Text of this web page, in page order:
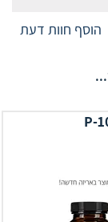
הוסף חוות דעת